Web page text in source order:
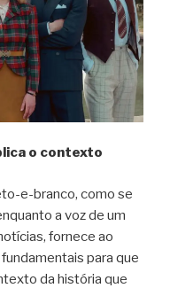
o contexto
e-branco, como se
a voz de um
fornece ao
para que
da história que